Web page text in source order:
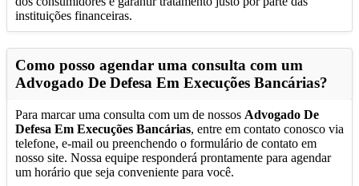
instituições financeiras.
Como posso agendar uma consulta com um
Advogado De Defesa Em Execuções Bancárias?
Para marcar uma consulta com um de nossos Advogado De
Defesa Em Execuções Bancárias, entre em contato conosco via
telefone, e-mail ou preenchendo o formulário de contato em
nosso site. Nossa equipe responderá prontamente para agendar
um horário que seja conveniente para você.